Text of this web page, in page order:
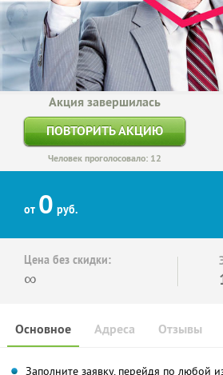
Акция завершилась
ПОВТОРИТЬ АКЦИЮ
Человек проголосовало: 12
от 0 руб.
Цена без скидки:
∞
Основное Отзывы
Адреса
Заполните заявку, перейдя по любой